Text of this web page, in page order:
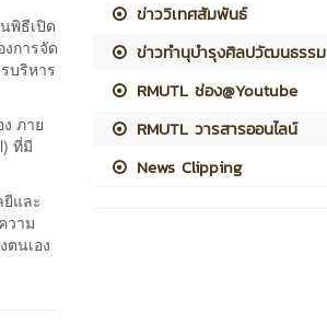
พิธีเปิด
การจัด
บริหาร
ภาย
ที่มี
และ
วาม
นเอง
ข่าววิเทศสัมพันธ์
ข่าวทำนุบำรุงศิลปวัฒนธรรม
RMUTL ช่อง@Youtube
RMUTL วารสารออนไลน์
News Clipping